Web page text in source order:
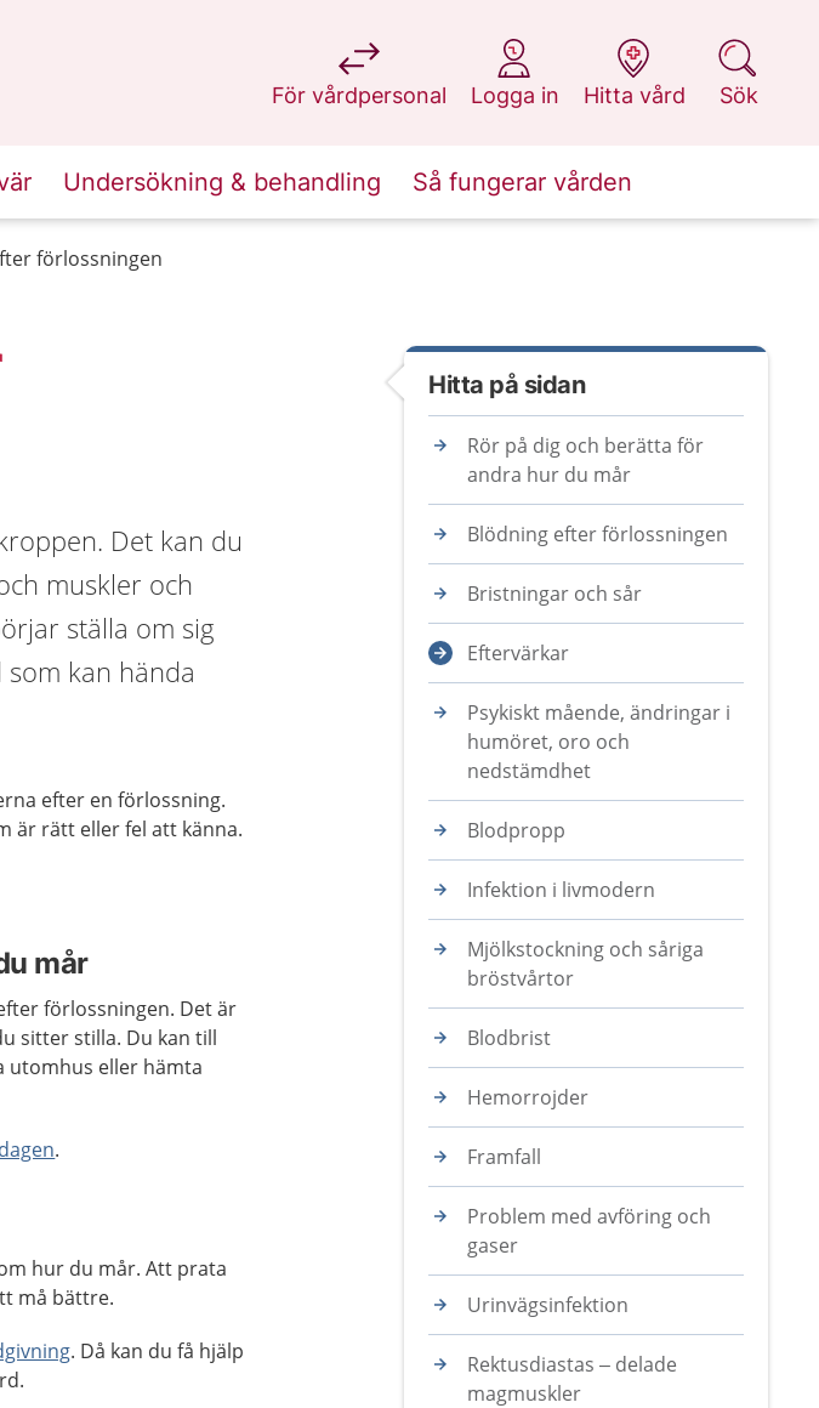
För vårdpersonal
på 1177.se
Logga in
på 1177.se
Hitta vård
på 1177.se
Sök
på 1177.se
Undersökning & behandling Så fungerar vården
förlossningen
Det kan du
muskler och
ställa om sig
kan hända
efter en förlossning.
är rätt eller fel att känna.
mår
förlossningen. Det är
sitter stilla. Du kan till
utomhus eller hämta
.
hur du mår. Att prata
må bättre.
. Då kan du få hjälp
Hitta på sidan
Rör på dig och berätta för
andra hur du mår
Blödning efter förlossningen
Bristningar och sår
Eftervärkar
Psykiskt mående, ändringar i
humöret, oro och
nedstämdhet
Blodpropp
Infektion i livmodern
Mjölkstockning och såriga
bröstvårtor
Blodbrist
Hemorrojder
Framfall
Problem med avföring och
gaser
Urinvägsinfektion
Rektusdiastas – delade
magmuskler